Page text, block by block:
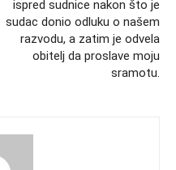
ispred sudnice nakon što je
sudac donio odluku o našem
razvodu, a zatim je odvela
obitelj da proslave moju
sramotu.